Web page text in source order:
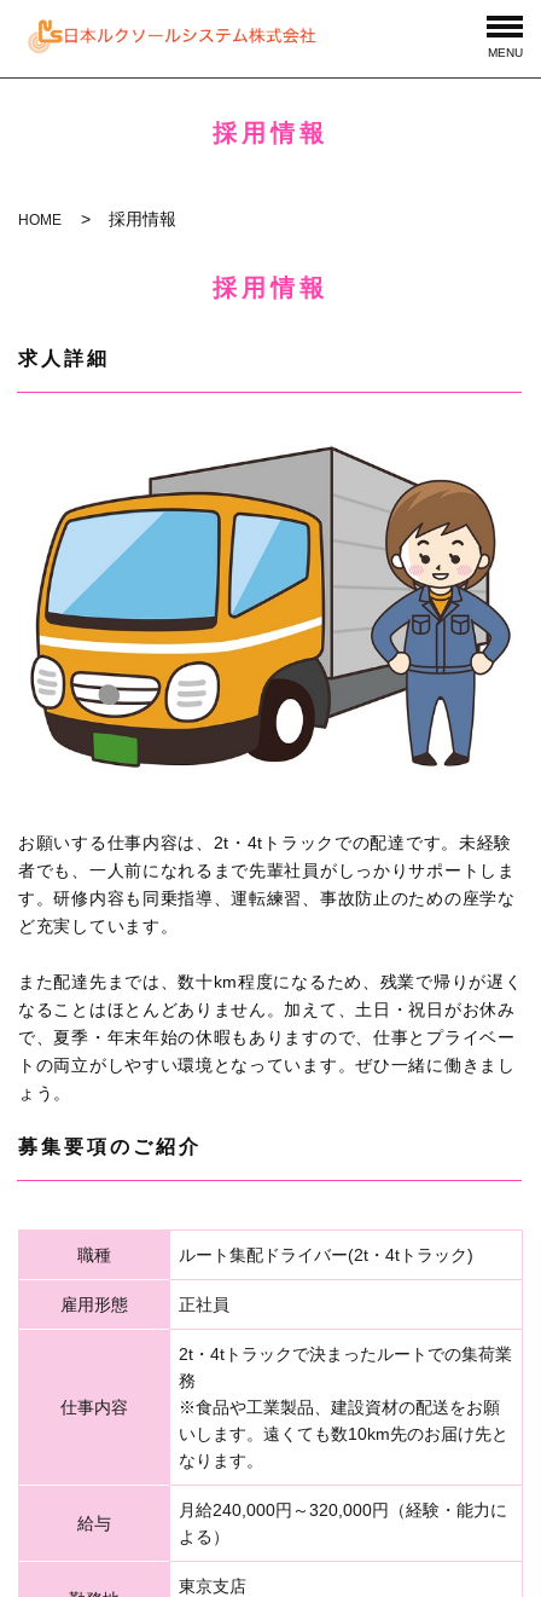
MENU
採用情報
HOME 採用情報
採用情報
求人詳細
お願いする仕事内容は、2t・4tトラックでの配達です。未経験
者でも、一人前になれるまで先輩社員がしっかりサポートしま
す。研修内容も同乗指導、運転練習、事故防止のための座学な
ど充実しています。
また配達先までは、数十km程度になるため、残業で帰りが遅く
なることはほとんどありません。加えて、土日・祝日がお休み
で、夏季・年末年始の休暇もありますので、仕事とプライベー
トの両立がしやすい環境となっています。ぜひ一緒に働きまし
ょう。
募集要項のご紹介
職種 ルート集配ドライバー(2t・4tトラック)
雇用形態 正社員
仕事内容
2t・4tトラックで決まったルートでの集荷業
務
※食品や工業製品、建設資材の配送をお願
いします。遠くても数10km先のお届け先と
なります。
給与
月給240,000円～320,000円（経験・能力に
よる）
東京支店